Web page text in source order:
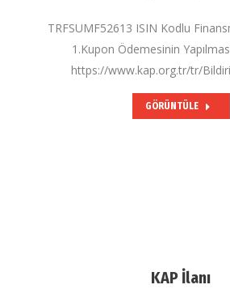
TRFSUMF52613 ISIN Kodlu
1.Kupon Ödemesinin
https://www.kap.org.tr/tr/
GÖRÜNTÜLE
KAP İlanı